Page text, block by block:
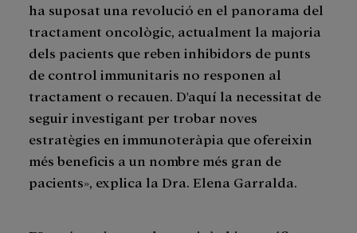
ha suposat una revolució en el panorama del
tractament oncològic, actualment la majoria
dels pacients que reben inhibidors de punts
de control immunitaris no responen al
tractament o recauen. D'aquí la necessitat de
seguir investigant per trobar noves
estratègies en immunoteràpia que ofereixin
més beneficis a un nombre més gran de
pacients», explica la Dra. Elena Garralda.